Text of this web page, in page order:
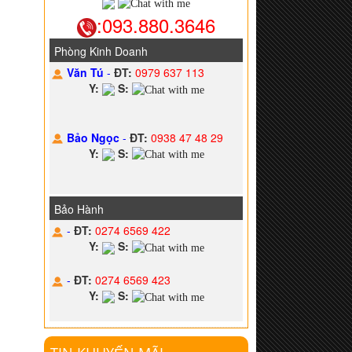
:093.880.3646
Phòng Kinh Doanh
Văn Tú-ĐT: 0979 637 113
Y:
S:
Bảo Ngọc-ĐT: 0938 47 48 29
Y:
S:
Bảo Hành
-ĐT: 0274 6569 422
Y:
S:
-ĐT: 0274 6569 423
Y:
S: